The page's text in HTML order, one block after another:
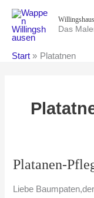
Inhalt
springen
Das
Start Platatnen
Platanen-
Liebe